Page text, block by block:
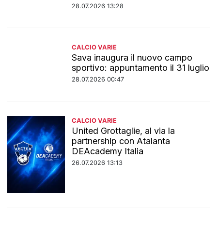
28.07.2026 13:28
CALCIO VARIE
Sava inaugura il nuovo campo
sportivo: appuntamento il 31 luglio
28.07.2026 00:47
CALCIO VARIE
United Grottaglie, al via la
partnership con Atalanta
DEAcademy Italia
26.07.2026 13:13